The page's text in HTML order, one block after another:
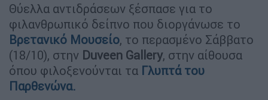
Θύελλα αντιδράσεων ξέσπασε για το
φιλανθρωπικό δείπνο που διοργάνωσε το
Βρετανικό Μουσείο, το περασμένο Σάββατο
(18/10), στην Duveen Gallery, στην αίθουσα
όπου φιλοξενούνται τα Γλυπτά του
Παρθενώνα.